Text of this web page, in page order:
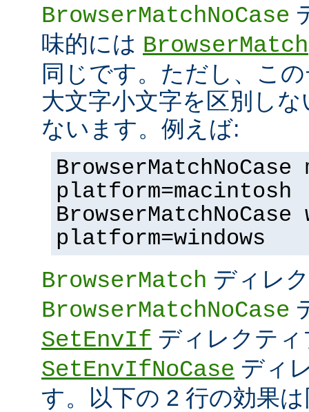
BrowserMatchNoCase
味的には BrowserMatch
同じです。ただし、こ
大文字小文字を区別し
ないます。例えば:
BrowserMatchNoCase
platform=macintosh
BrowserMatchNoCase
platform=windows
BrowserMatch ディレ
BrowserMatchNoCase
SetEnvIf ディレクティ
SetEnvIfNoCase ディ
す。以下の 2 行の効果